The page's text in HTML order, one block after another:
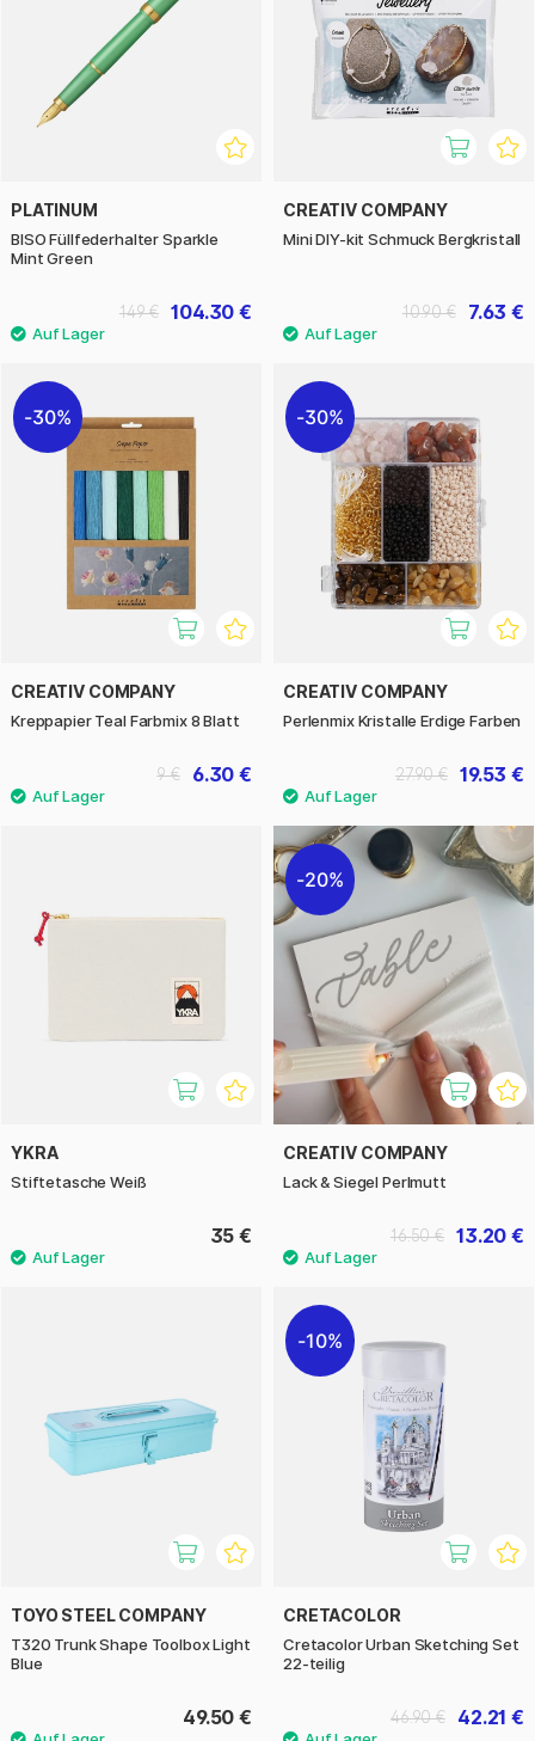
PLATINUM
BISO Füllfederhalter Sparkle
Mint Green
104.30 €
149 €
CREATIV COMPANY
Mini DIY-kit Schmuck Bergkristall
7.63 €
10.90 €
30%
CREATIV COMPANY
Kreppapier Teal Farbmix 8 Blatt
6.30 €
9 €
30%
CREATIV COMPANY
Perlenmix Kristalle Erdige Farben
19.53 €
27.90 €
YKRA
Stiftetasche Weiß
35 €
20%
CREATIV COMPANY
Lack & Siegel Perlmutt
13.20 €
16.50 €
TOYO STEEL COMPANY
T320 Trunk Shape Toolbox Light
Blue
49.50 €
10%
CRETACOLOR
Cretacolor Urban Sketching Set
22-teilig
42.21 €
46.90 €